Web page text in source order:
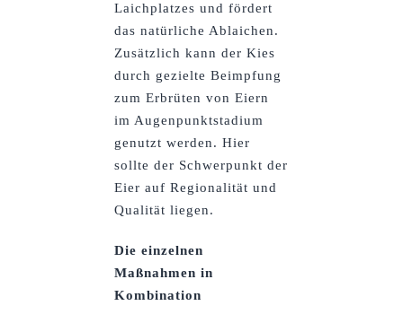
Laichplatzes und fördert
das natürliche Ablaichen.
Zusätzlich kann der Kies
durch gezielte Beimpfung
zum Erbrüten von Eiern
im Augenpunktstadium
genutzt werden. Hier
sollte der Schwerpunkt der
Eier auf Regionalität und
Qualität liegen.
Die einzelnen
Maßnahmen in
Kombination